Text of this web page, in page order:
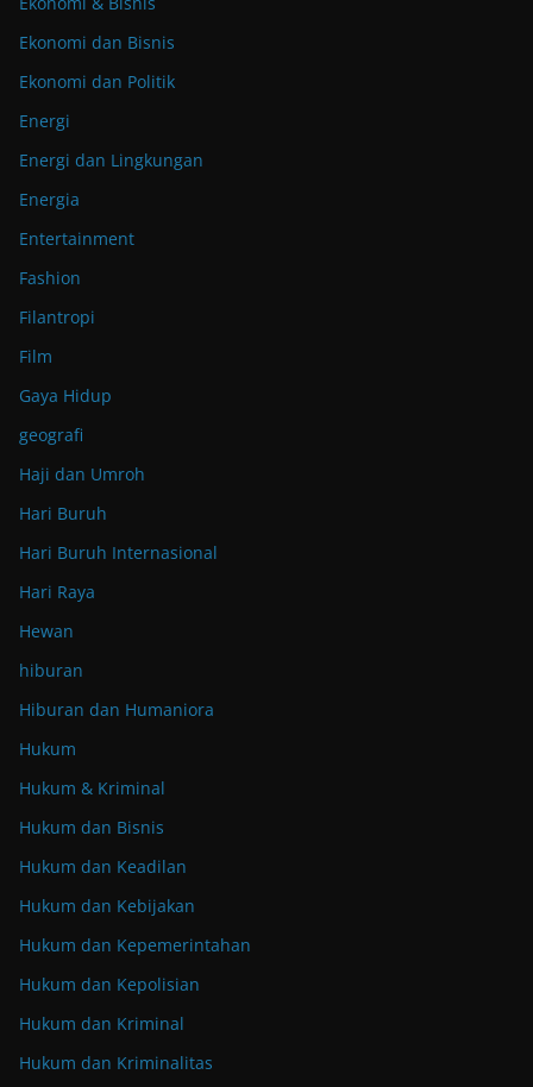
Ekonomi dan Bisnis
Ekonomi dan Politik
Energi
Energi dan Lingkungan
Energia
Entertainment
Fashion
Filantropi
Film
Gaya Hidup
geografi
Haji dan Umroh
Hari Buruh
Hari Buruh Internasional
Hari Raya
Hewan
hiburan
Hiburan dan Humaniora
Hukum
Hukum & Kriminal
Hukum dan Bisnis
Hukum dan Keadilan
Hukum dan Kebijakan
Hukum dan Kepemerintahan
Hukum dan Kepolisian
Hukum dan Kriminal
Hukum dan Kriminalitas